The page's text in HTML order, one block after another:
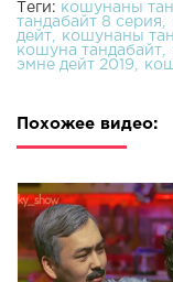
Теги: кошунаны
тандабайт 8 серия
дейт
кошунаны
кошуна тандабайт
эмне дейт 2019
Похожее видео: